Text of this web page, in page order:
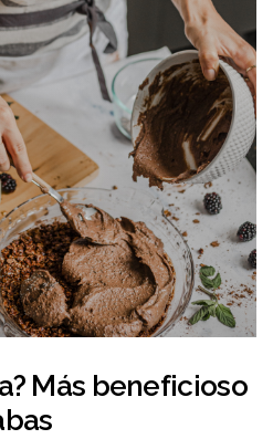
Más beneficioso